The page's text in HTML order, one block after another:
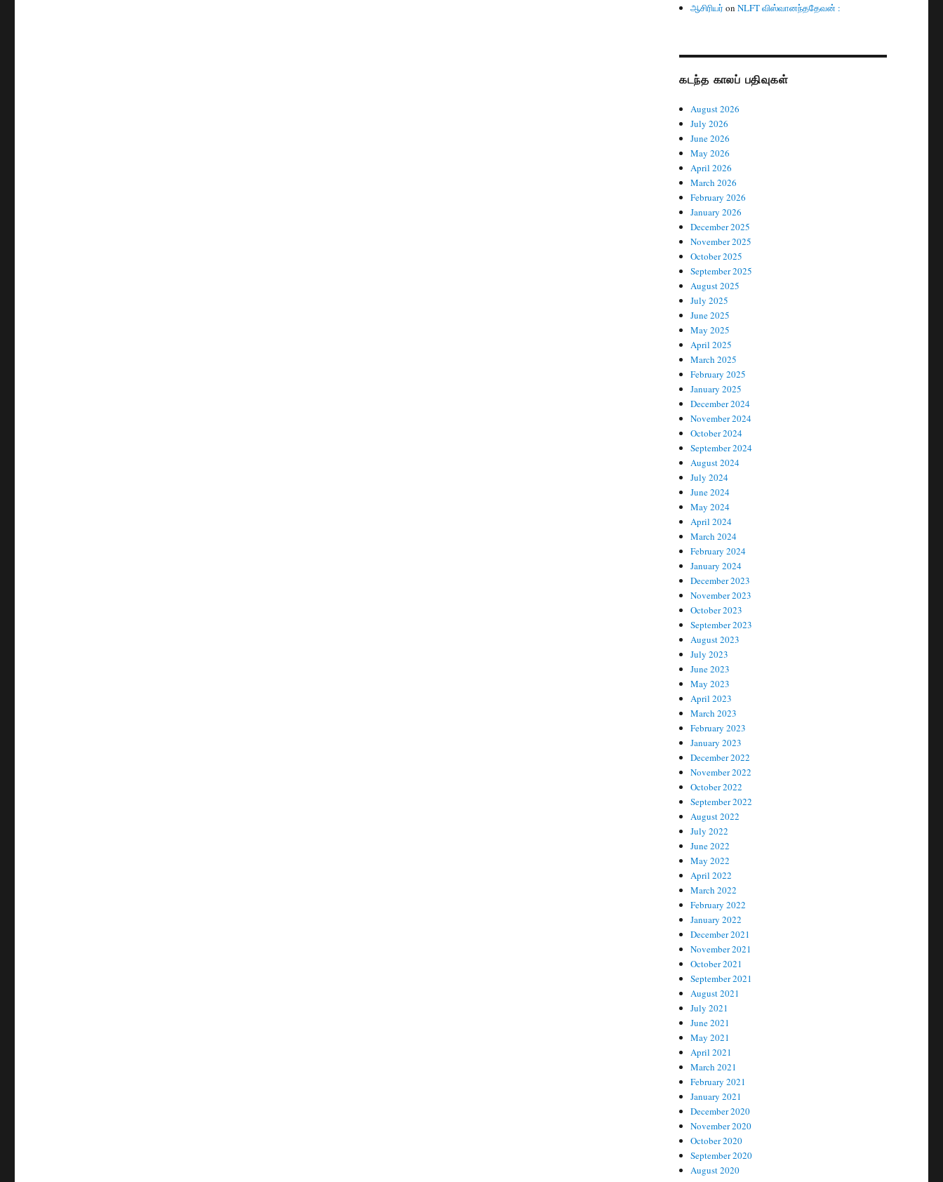
ஆசிரியர் onNLFT விஸ்வானந்ததேவன் :
கடந்த காலப் பதிவுகள்
August 2026
July 2026
June 2026
May 2026
April 2026
March 2026
February 2026
January 2026
December 2025
November 2025
October 2025
September 2025
August 2025
July 2025
June 2025
May 2025
April 2025
March 2025
February 2025
January 2025
December 2024
November 2024
October 2024
September 2024
August 2024
July 2024
June 2024
May 2024
April 2024
March 2024
February 2024
January 2024
December 2023
November 2023
October 2023
September 2023
August 2023
July 2023
June 2023
May 2023
April 2023
March 2023
February 2023
January 2023
December 2022
November 2022
October 2022
September 2022
August 2022
July 2022
June 2022
May 2022
April 2022
March 2022
February 2022
January 2022
December 2021
November 2021
October 2021
September 2021
August 2021
July 2021
June 2021
May 2021
April 2021
March 2021
February 2021
January 2021
December 2020
November 2020
October 2020
September 2020
August 2020